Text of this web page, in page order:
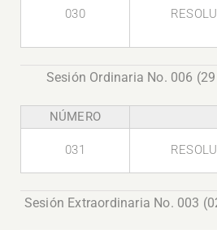
030
Sesión Ordinaria No. 006
NÚMERO
031
Sesión Extraordinaria No. 003